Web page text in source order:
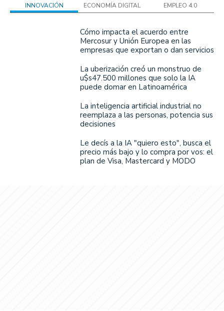
INNOVACIÓN ECONOMÍA DIGITAL EMPLEO 4.0
Cómo impacta el acuerdo entre
Mercosur y Unión Europea en las
empresas que exportan o dan servicios
La uberización creó un monstruo de
u$s47.500 millones que solo la IA
puede domar en Latinoamérica
La inteligencia artificial industrial no
reemplaza a las personas, potencia sus
decisiones
Le decís a la IA "quiero esto", busca el
precio más bajo y lo compra por vos: el
plan de Visa, Mastercard y MODO